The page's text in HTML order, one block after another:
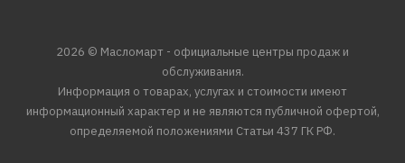
2026 © Масломарт - официальные центры продаж и
обслуживания.
Информация о товарах, услугах и стоимости имеют
информационный характер и не являются публичной офертой,
определяемой положениями Статьи 437 ГК РФ.